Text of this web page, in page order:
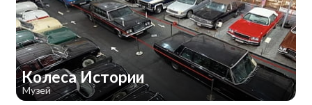
Колеса Истории
Музей